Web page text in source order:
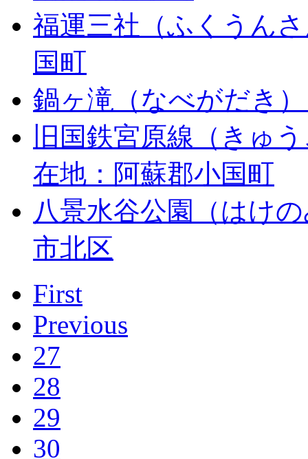
福運三社（ふくうん
国町
鍋ヶ滝（なべがだき
旧国鉄宮原線（きゅ
在地：阿蘇郡小国町
八景水谷公園（はけ
市北区
First
Previous
27
28
29
30